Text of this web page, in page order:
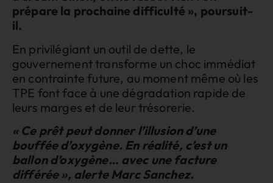
prépare la prochaine difficulté », poursuit-
il.
En privilégiant un outil de dette, le
gouvernement transforme un choc immédiat
en contrainte future, au moment même où les
TPE font face à une dégradation rapide de
leurs marges et de leur trésorerie.
« Ce prêt peut donner l’illusion d’une
bouffée d’oxygène. En réalité, c’est un
ballon d’oxygène… avec une facture
différée », alerte Marc Sanchez.